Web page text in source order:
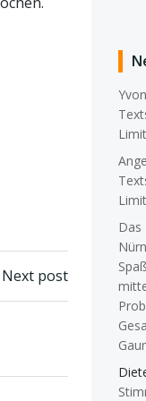
Next post
Das